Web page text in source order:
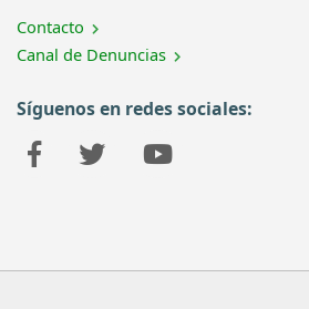
Contacto
Canal de Denuncias
Síguenos en redes sociales: